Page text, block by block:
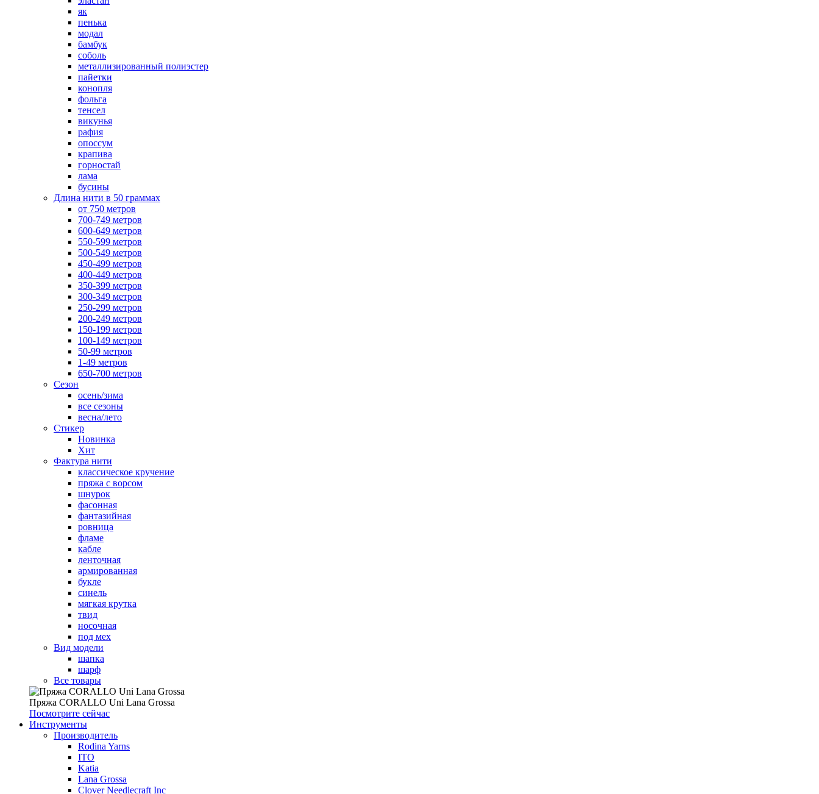
як
пенька
модал
бамбук
соболь
металлизированный полиэстер
пайетки
конопля
фольга
тенсел
викунья
рафия
опоссум
крапива
горностай
лама
бусины
Длина нити в 50 граммах
от 750 метров
700-749 метров
600-649 метров
550-599 метров
500-549 метров
450-499 метров
400-449 метров
350-399 метров
300-349 метров
250-299 метров
200-249 метров
150-199 метров
100-149 метров
50-99 метров
1-49 метров
650-700 метров
Сезон
осень/зима
все сезоны
весна/лето
Стикер
Новинка
Хит
Фактура нити
классическое кручение
пряжа с ворсом
шнурок
фасонная
фантазийная
ровница
фламе
кабле
ленточная
армированная
букле
синель
мягкая крутка
твид
носочная
под мех
Вид модели
шапка
шарф
Все товары
Пряжа CORALLO Uni Lana Grossa
Посмотрите сейчас
Инструменты
Производитель
Rodina Yarns
ITO
Katia
Lana Grossa
Clover Needlecraft Inc